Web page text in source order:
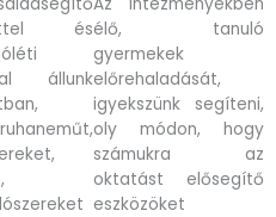
és
állunk
élő, tanuló
gyermekek
előrehaladását,
igyekszünk segíteni,
oly módon, hogy
számukra az
oktatást elősegítő
eszközöket